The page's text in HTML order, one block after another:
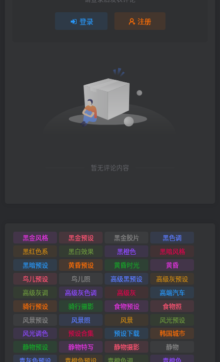
登录 注册
暂无评论内容
黑金风格 黑金预设 黑金胶片
黑色调
黑红色系
黑白效果 黑橙色
黑暗风格
黑暗预设
黄昏预设 黄昏时光
黄昏
鸟儿预设
鸟儿照 高级黑预设
高级灰预设
高级灰调
高级灰色调 高级灰
高端汽车
骑行预设
骑行摄影 食物预设
食物照
风景预设
风景照 风景
风光预设
风光调色
预设合集 预设下载
韩国城市
静物预设
静物特写 静物摄影
静物